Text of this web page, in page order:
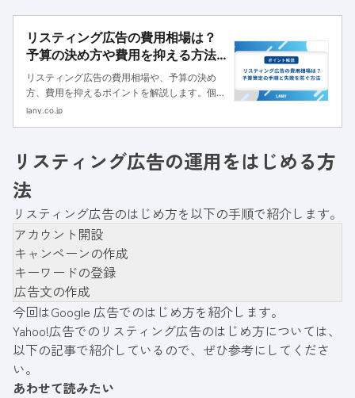
リスティング広告の費用相場は？
予算の決め方や費用を抑える方法
を紹介
リスティング広告の費用相場や、予算の決め
方、費用を抑えるポイントを解説します。個人
で運用する場合や代行会社に依頼する場合の費
lany.co.jp
リスティング広告の運用をはじめる方
法
リスティング広告のはじめ方を以下の手順で紹介します。
アカウント開設
キャンペーンの作成
キーワードの登録
広告文の作成
今回はGoogle 広告でのはじめ方を紹介します。
Yahoo!広告でのリスティング広告のはじめ方については、
以下の記事で紹介しているので、ぜひ参考にしてくださ
い。
あわせて読みたい